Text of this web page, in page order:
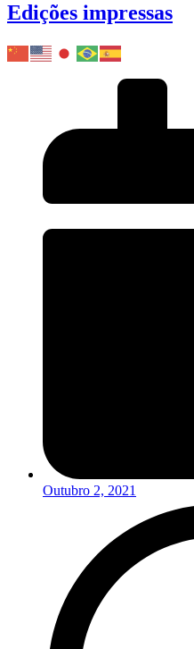
Edições impressas
Outubro 2, 2021